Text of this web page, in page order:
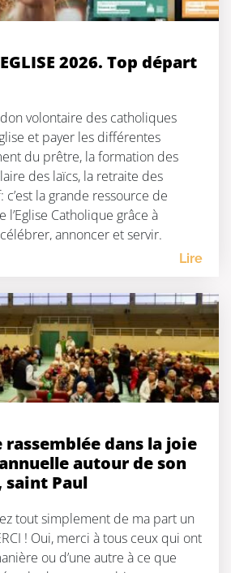
2026. Top départ
don volontaire des catholiques
et payer les différentes
du prêtre, la formation des
des laïcs, la retraite des
la grande ressource de
Catholique grâce à
annoncer et servir.
Lire
rassemblée dans la joie
autour de son
Paul
tout simplement de ma part un
! Oui, merci à tous ceux qui ont
ou d’une autre à ce que